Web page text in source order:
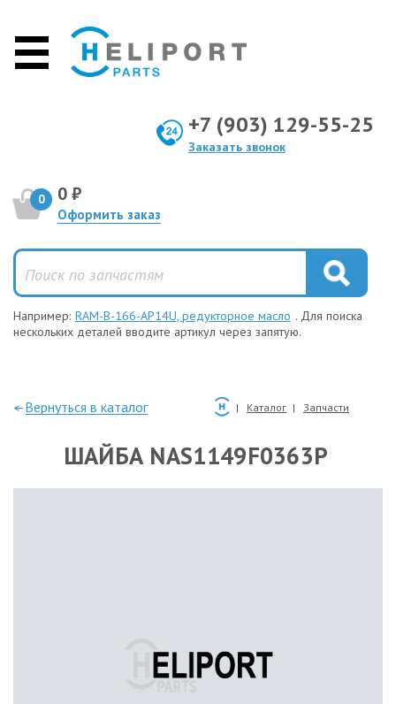
+7 (903) 129-55-25
Заказать звонок
0 0 ₽
Оформить заказ
Например: RAM-B-166-AP14U, редукторное масло . Для поиска
нескольких деталей вводите артикул через запятую.
—Вернуться в каталог Каталог Запчасти
ШАЙБА NAS1149F0363P